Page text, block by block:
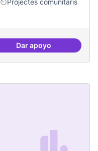
Projectes comunitaris
Dar apoyoTreball en xarxa